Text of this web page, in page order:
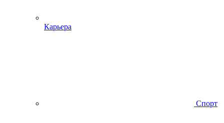
Карьера
Спорт